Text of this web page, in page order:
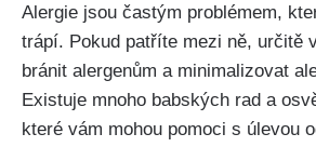
Alergie jsou častým problémem,
trápí. Pokud patříte mezi ně, určitě
bránit alergenům a minimalizovat
Existuje mnoho babských rad a
které vám mohou pomoci s úlevou